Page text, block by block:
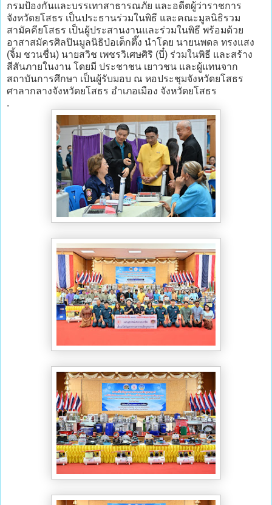
กรมป้องกันและบรรเทาสาธารณภัย และอดีตผู้ว่าราชการ
จังหวัดยโสธร เป็นประธานร่วมในพิธี และคณะมูลนิธิรวม
สามัคคียโสธร เป็นผู้ประสานงานและร่วมในพิธี พร้อมด้วย
อาสาสมัครศิลปินมูลนิธิป่อเต็กตึ๊ง นำโดย นายนพดล ทรงแสง
(จิ้ม ชวนชื่น) นายสวิช เพชรวิเศษศิริ (บี๋) ร่วมในพิธี และสร้าง
สีสันภายในงาน โดยมี ประชาชน เยาวชน และผู้แทนจาก
สถาบันการศึกษา เป็นผู้รับมอบ ณ หอประชุมจังหวัดยโสธร
ศาลากลางจังหวัดยโสธร อำเภอเมือง จังหวัดยโสธร
.